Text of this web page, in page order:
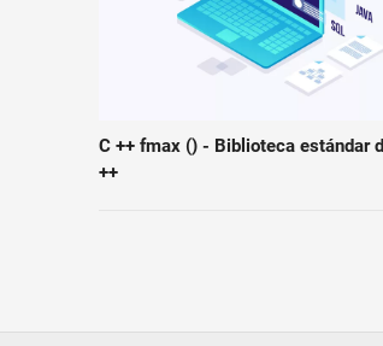
C ++ fmax () - Biblioteca estándar
++